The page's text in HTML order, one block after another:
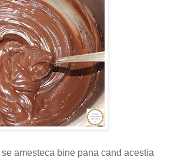
amesteca bine pana cand acestia